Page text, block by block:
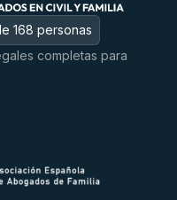
168 personas
completas para